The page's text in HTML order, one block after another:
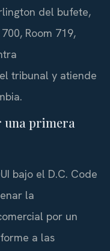
del bufete,
Room 719,
tribunal y atiende
una primera
bajo el D.C. Code
la
por un
a las